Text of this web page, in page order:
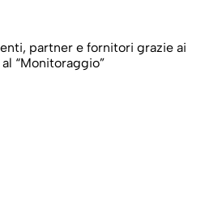
partner e fornitori grazie ai
“Monitoraggio”